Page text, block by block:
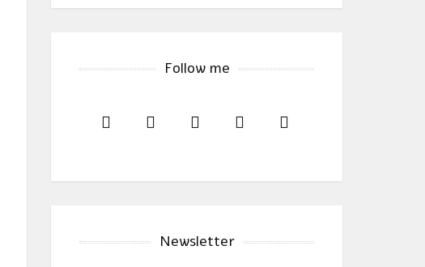
Follow me
Newsletter